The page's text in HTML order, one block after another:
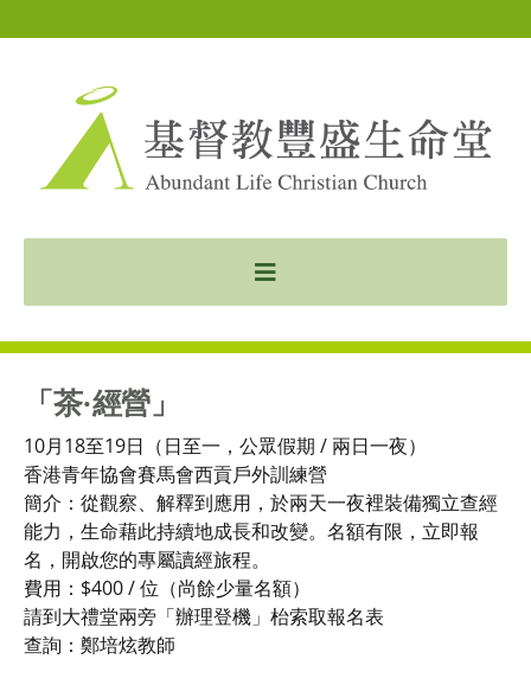
「茶·經營」
10月18至19日（日至一，公眾假期 / 兩日一夜）
香港青年協會賽馬會西貢戶外訓練營
簡介：從觀察、解釋到應用，於兩天一夜裡裝備獨立查經
能力，生命藉此持續地成長和改變。名額有限，立即報
名，開啟您的專屬讀經旅程。
費用：$400 / 位（尚餘少量名額）
請到大禮堂兩旁「辦理登機」枱索取報名表
查詢：鄭培炫教師